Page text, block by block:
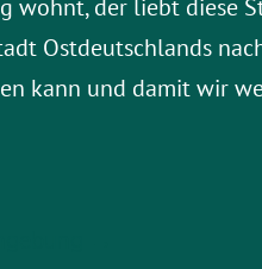
wohnt, der liebt diese
Ostdeutschlands
kann und damit wir